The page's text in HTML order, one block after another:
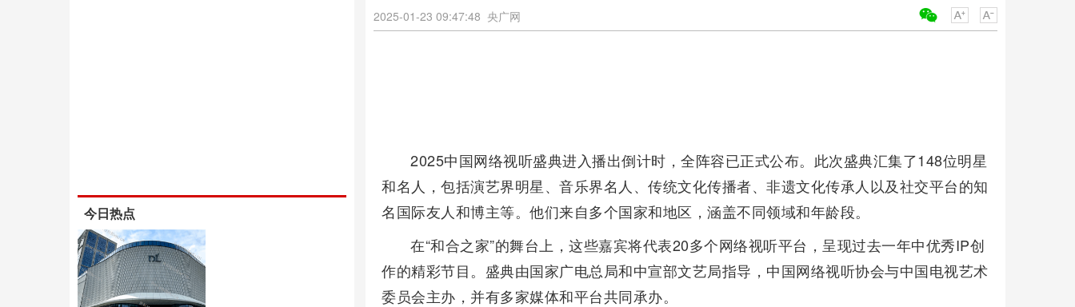
2025-01-23 09:47:48 央广网
2025中国网络视听盛典进入播出倒计时，全阵容已正式公布。此次盛典汇集了148位明星
和名人，包括演艺界明星、音乐界名人、传统文化传播者、非遗文化传承人以及社交平台的知
名国际友人和博主等。他们来自多个国家和地区，涵盖不同领域和年龄段。
在“和合之家”的舞台上，这些嘉宾将代表20多个网络视听平台，呈现过去一年中优秀IP创
作的精彩节目。盛典由国家广电总局和中宣部文艺局指导，中国网络视听协会与中国电视艺术
委员会主办，并有多家媒体和平台共同承办。
今日热点